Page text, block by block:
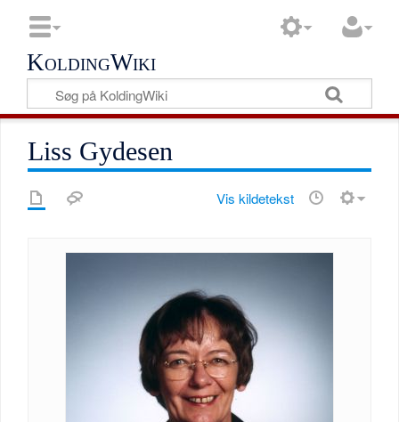
KoldingWiki
Liss Gydesen
Vis kildetekst